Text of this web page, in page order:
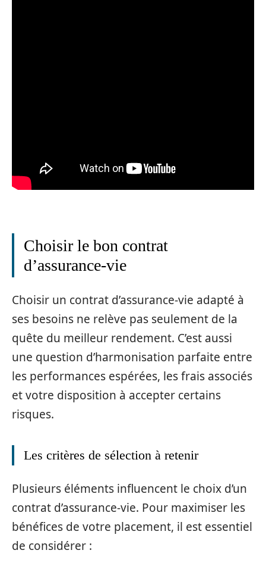
Choisir le bon contrat
d’assurance-vie
Choisir un contrat d’assurance-vie adapté à
ses besoins ne relève pas seulement de la
quête du meilleur rendement. C’est aussi
une question d’harmonisation parfaite entre
les performances espérées, les frais associés
et votre disposition à accepter certains
risques.
Les critères de sélection à retenir
Plusieurs éléments influencent le choix d’un
contrat d’assurance-vie. Pour maximiser les
bénéfices de votre placement, il est essentiel
de considérer :